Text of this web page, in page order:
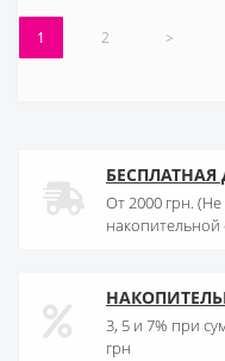
1 2 >
БЕСПЛАТНАЯ
От 2000 грн.
накопительной
3, 5 и 7% при
грн